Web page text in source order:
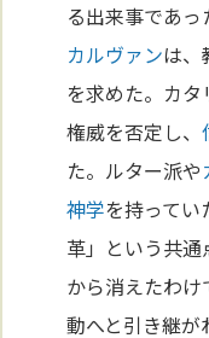
る出来事であっ
カルヴァンは、
を求めた。カ
権威を否定し、
た。ルター派や
神学を持ってい
革」という共
から消えたわ
動へと引き継が